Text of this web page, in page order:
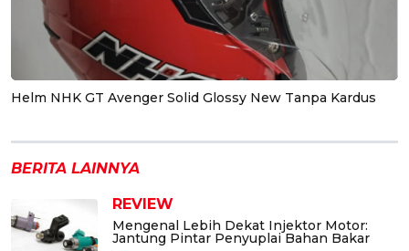
Helm NHK GT Avenger Solid Glossy New Tanpa Kardus
BERITA LAINNYA
REVIEW
Mengenal Lebih Dekat Injektor Motor:
Jantung Pintar Penyuplai Bahan Bakar